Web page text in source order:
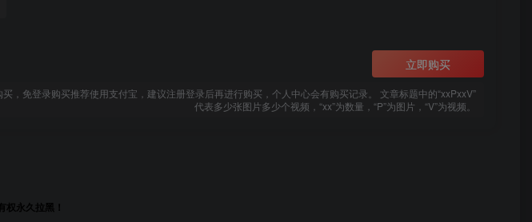
立即购买
，免登录购买推荐使用支付宝，建议注册登录后再进行购买，个人中心会有购买记录。 文章标题中的“xxPxxV”
代表多少张图片多少个视频，“xx”为数量，“P”为图片，“V”为视频。
永久拉黑！